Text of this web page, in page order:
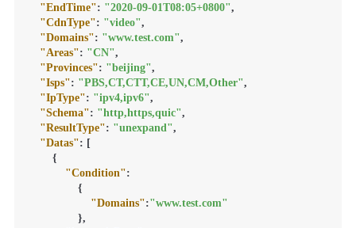
"EndTime": "2020-09-01T08:05+0800",
"CdnType": "video",
"Domains": "www.test.com",
"Areas": "CN",
"Provinces": "beijing",
"Isps": "PBS,CT,CTT,CE,UN,CM,Other",
"IpType": "ipv4,ipv6",
"Schema": "http,https,quic",
"ResultType": "unexpand",
"Datas": [
{
"Condition":
{
"Domains":"www.test.com"
},